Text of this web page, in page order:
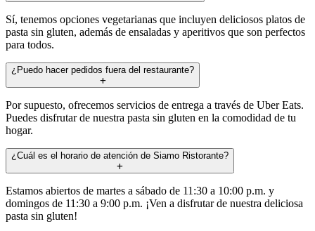
Sí, tenemos opciones vegetarianas que incluyen deliciosos platos de
pasta sin gluten, además de ensaladas y aperitivos que son perfectos
para todos.
¿Puedo hacer pedidos fuera del restaurante?
Por supuesto, ofrecemos servicios de entrega a través de Uber Eats.
Puedes disfrutar de nuestra pasta sin gluten en la comodidad de tu
hogar.
¿Cuál es el horario de atención de Siamo Ristorante?
Estamos abiertos de martes a sábado de 11:30 a 10:00 p.m. y
domingos de 11:30 a 9:00 p.m. ¡Ven a disfrutar de nuestra deliciosa
pasta sin gluten!